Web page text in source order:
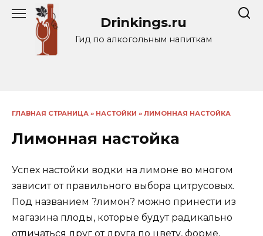
Перейти
содержанию
Drinkings.ru
Гид по алкогольным напиткам
ГЛАВНАЯ СТРАНИЦА » НАСТОЙКИ » ЛИМОННАЯ НАСТОЙКА
Лимонная настойка
Успех настойки водки на лимоне во многом
зависит от правильного выбора цитрусовых.
Под названием ?лимон? можно принести из
магазина плоды, которые будут радикально
отличаться друг от друга по цвету, форме,